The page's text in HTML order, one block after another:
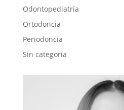
Odontopediatría
Ortodoncia
Periodoncia
Sin categoría